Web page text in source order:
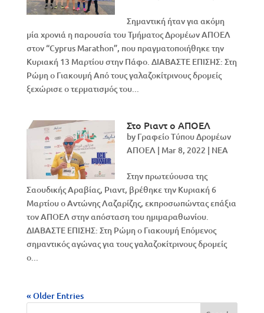
Σημαντική ήταν για ακόμη
μία χρονιά η παρουσία του Τμήματος Δρομέων ΑΠΟΕΛ
στον “Cyprus Marathon”, που πραγματοποιήθηκε την
Κυριακή 13 Μαρτίου στην Πάφο. ΔΙΑΒΑΣΤΕ ΕΠΙΣΗΣ: Στη
Ρώμη ο Γιακουμή Από τους γαλαζοκίτρινους δρομείς
ξεχώρισε ο τερματισμός του...
Στo Ριαντ ο ΑΠΟΕΛ
by Γραφείο Τύπου Δρομέων
ΑΠΟΕΛ | Mar 8, 2022 | NEA
Στην πρωτεύουσα της
Σαουδικής Αραβίας, Ριαντ, βρέθηκε την Κυριακή 6
Μαρτίου ο Αντώνης Λαζαρίζης, εκπροσωπώντας επάξια
τον ΑΠΟΕΛ στην απόσταση του ημιμαραθωνίου.
ΔΙΑΒΑΣΤΕ ΕΠΙΣΗΣ: Στη Ρώμη ο Γιακουμή Επόμενος
σημαντικός αγώνας για τους γαλαζοκίτρινους δρομείς
ο...
« Older Entries